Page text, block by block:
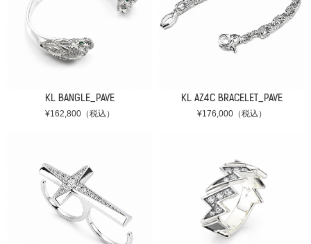
KL BANGLE_PAVE
¥162,800（税込）
KL AZ4C BRACELET_PAVE
¥176,000（税込）